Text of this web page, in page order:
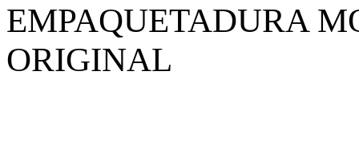
EMPAQUETADURA
ORIGINAL